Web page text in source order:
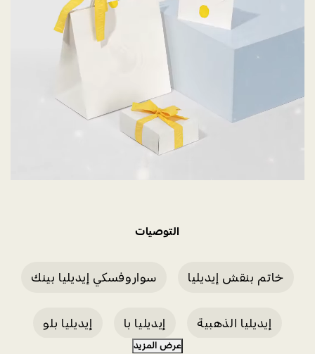
التوصيات
خاتم بنقش إيديليا سواروفسكي إيديليا بينك
إيديليا الذهبية إيديليا با إيديليا بلو
عرض المزيد